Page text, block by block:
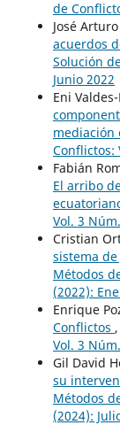
de
José
acuerdos
Solución
Junio 2022
Eni
mediación
Conflictos:
Fabián
El arribo
Vol. 3
Cristian
sistema
Métodos
(2022):
Enrique
Conflictos ,
Vol. 3
Gil David
su
Métodos
(2024):